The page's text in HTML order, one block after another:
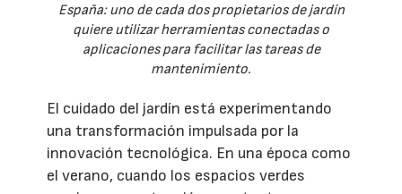
España: uno de cada dos propietarios de jardín
quiere utilizar herramientas conectadas o
aplicaciones para facilitar las tareas de
mantenimiento.
El cuidado del jardín está experimentando
una transformación impulsada por la
innovación tecnológica. En una época como
el verano, cuando los espacios verdes